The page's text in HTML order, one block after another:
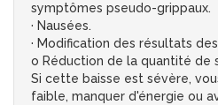
symptômes pseudo-grippaux.
· Nausées.
· Modification des résultats
o Réduction de la quantité de
Si cette baisse est sévère,
faible, manquer d'énergie ou